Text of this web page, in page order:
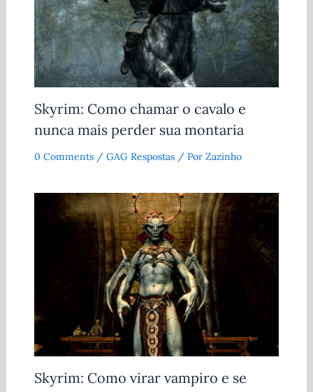
Skyrim: Como chamar o cavalo e
nunca mais perder sua montaria
0 Comments / GAG Respostas/ Por Zazinho
Skyrim: Como virar vampiro e se